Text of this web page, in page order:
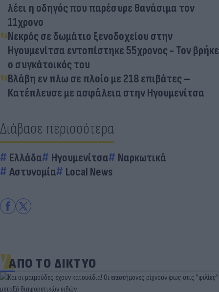
λέει η οδηγός που παρέσυρε θανάσιμα τον
11χρονο
Νεκρός σε δωμάτιο ξενοδοχείου στην
Ηγουμενίτσα εντοπίστηκε 55χρονος - Τον βρήκε
ο συγκάτοικός του
Βλάβη εν πλω σε πλοίο με 218 επιβάτες –
Κατέπλευσε με ασφάλεια στην Ηγουμενίτσα
Διάβασε περισσότερα
Ελλάδα Ηγουμενίτσα
Ναρκωτικά
Αστυνομία
Local News
ΑΠΟ ΤΟ ΔΙΚΤΥΟ